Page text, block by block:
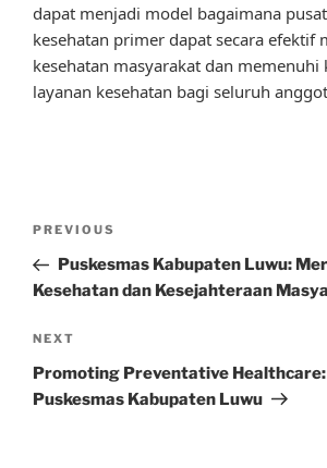
dapat menjadi model bagaimana
kesehatan primer dapat secara efektif
kesehatan masyarakat dan memenuhi
layanan kesehatan bagi seluruh
Previous
Post
PREVIOUS
Puskesmas Kabupaten Luwu:
Kesehatan dan Kesejahteraan
Next
Post
NEXT
Promoting Preventative Healthcare:
Puskesmas Kabupaten Luwu